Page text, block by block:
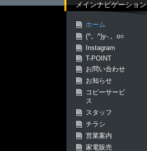
メインナビゲーション
ホーム
(^。^)y-.。o○
Instagram
T-POINT
お問い合わせ
お知らせ
コピーサービ
ス
スタッフ
チラシ
営業案内
家電販売